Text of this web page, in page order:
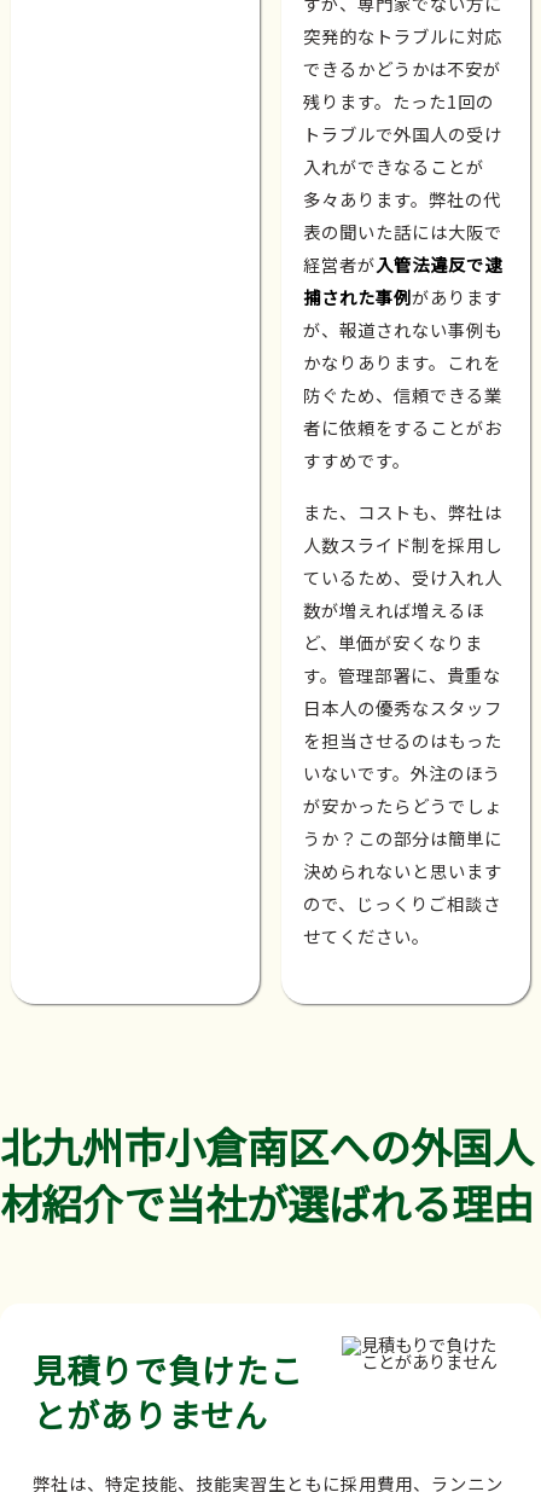
突発的なトラブルに対応
できるかどうかは不安が
残ります。たった1回の
トラブルで外国人の受け
入れができなることが
多々あります。弊社の代
表の聞いた話には大阪で
経営者が入管法違反で逮
捕された事例があります
が、報道されない事例も
かなりあります。これを
防ぐため、信頼できる業
者に依頼をすることがお
すすめです。
また、コストも、弊社は
人数スライド制を採用し
ているため、受け入れ人
数が増えれば増えるほ
ど、単価が安くなりま
す。管理部署に、貴重な
日本人の優秀なスタッフ
を担当させるのはもった
いないです。外注のほう
が安かったらどうでしょ
うか？この部分は簡単に
決められないと思います
ので、じっくりご相談さ
せてください。
北九州市小倉南区への外国人
材紹介で当社が選ばれる理由
見積りで負けたこ
とがありません
弊社は、特定技能、技能実習生ともに採用費用、ランニン